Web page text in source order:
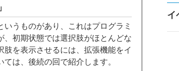
うものがあり、これはプログラミ
初期状態では選択肢がほとんどな
を表示させるには、拡張機能をイ
は、後続の回で紹介します。
イ